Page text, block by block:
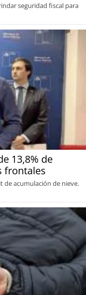
seguridad fiscal para
13,8% de
frontales
de acumulación de nieve.